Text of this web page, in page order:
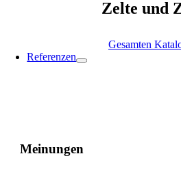
Zelte und
Gesamten
Referenzen
Meinungen